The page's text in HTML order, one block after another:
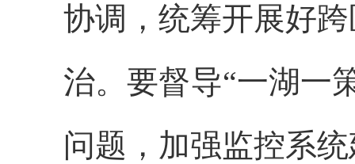
协调，统筹开展好
治。要督导“一湖一
问题，加强监控系